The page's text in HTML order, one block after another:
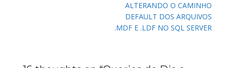
ALTERANDO O CAMINHO
DEFAULT DOS ARQUIVOS
.MDF E .LDF NO SQL SERVER